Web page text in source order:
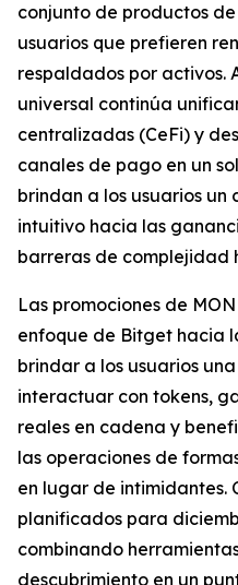
conjunto de productos
usuarios que prefieren
respaldados por activos.
universal continúa
centralizadas (CeFi) y
canales de pago en un
brindan a los usuarios un
intuitivo hacia las
barreras de complejidad
Las promociones de
enfoque de Bitget hacia
brindar a los usuarios
interactuar con tokens,
reales en cadena y
las operaciones de
en lugar de intimidantes.
planificados para
combinando
descubrimiento en un